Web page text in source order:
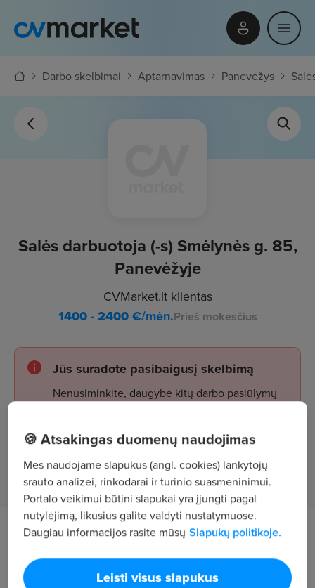
Darbo skelbimai Aptarnavimas Panevėžys
Salės darbuotoja (-s) Smėlynės g. 85,
Panevėžyje
CVMarket.lt klientas
1400 - 2400€/mėn.Prieš mokesčius
Jūs suradote pasibaigusį skelbimą
Nenusiminkite, daugybė kitų darbo pasiūlymų
Žiūrėti skelbimus
Darbo aprašymas
Pareigos - plataus profilio darbuotojas (-a)
🍪 Atsakingas duomenų naudojimas
Mes naudojame slapukus (angl. cookies) lankytojų
srauto analizei, rinkodarai ir turinio suasmeninimui.
Portalo veikimui būtini slapukai yra įjungti pagal
nutylėjimą, likusius galite valdyti nustatymuose.
Daugiau informacijos rasite mūsų Slapukų politikoje.
Leisti visus slapukus